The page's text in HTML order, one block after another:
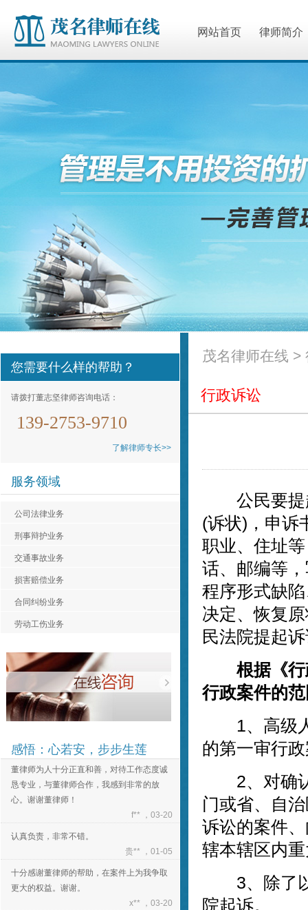
网站首页 律师简介
您需要什么样的帮助？
请拨打董志坚律师咨询电话：
139-2753-9710
了解律师专长>>
服务领域
公司法律业务
刑事辩护业务
交通事故业务
损害赔偿业务
合同纠纷业务
劳动工伤业务
感悟：心若安，步步生莲
认真负责，非常不错。
十分感谢董律师的帮助，在案件上为我争取
更大的权益。谢谢。
x** ，03-20
非常感谢董律师的帮助，祝董律师事业蒸蒸
日上！
董律师为人十分正直和善，对待工作态度诚
恳专业，与董律师合作，我感到非常的放
心。谢谢董律师！
认真负责，非常不错。
十分感谢董律师的帮助，在案件上为我争取
更大的权益。谢谢。
茂名律师在线 >
行政诉讼
公民要提起
(诉状)，申诉
职业、住址
话、邮编等
程序形式缺
决定、恢复
民法院提起
根据《
行政案件的
1、高级人
的第一审行
2、对确认
门或省、自
诉讼的案件
辖本辖区内
3、除了以
院起诉。